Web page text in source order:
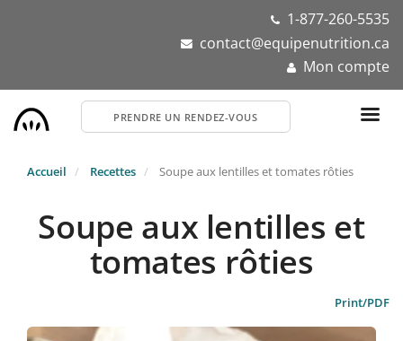
1-877-260-5535
contact@equipenutrition.ca
Mon compte
PRENDRE UN RENDEZ-VOUS
Accueil Recettes Soupe aux lentilles et tomates rôties
Soupe aux lentilles et
tomates rôties
Print/PDF